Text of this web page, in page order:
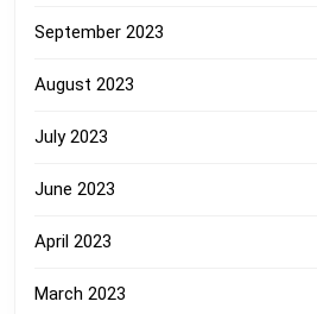
September 2023
August 2023
July 2023
June 2023
April 2023
March 2023